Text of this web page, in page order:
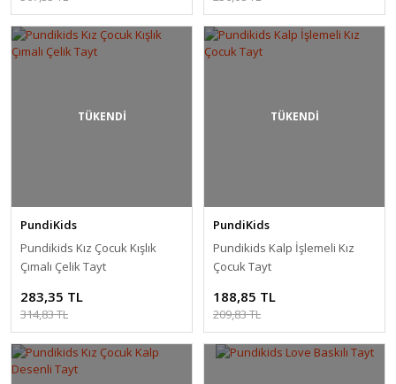
TÜKENDİ
PundiKids
Pundikids Kız Çocuk Kışlık
Çımalı Çelik Tayt
283,35 TL
314,83 TL
TÜKENDİ
PundiKids
Pundikids Kalp İşlemeli Kız
Çocuk Tayt
188,85 TL
209,83 TL